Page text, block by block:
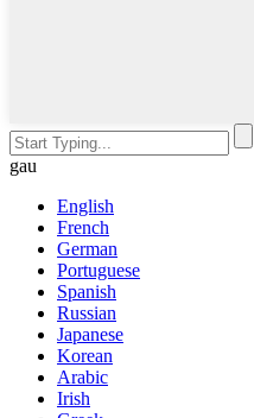
gau
English
French
German
Portuguese
Spanish
Russian
Japanese
Korean
Arabic
Irish